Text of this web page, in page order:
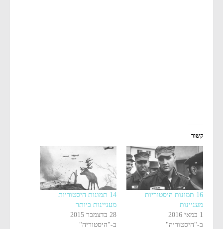
קשור
16 תמונות היסטוריות
מעניינות
1 במאי 2016
ב-"היסטוריה"
14 תמונות היסטוריות
מעניינות ביותר
28 בדצמבר 2015
ב-"היסטוריה"